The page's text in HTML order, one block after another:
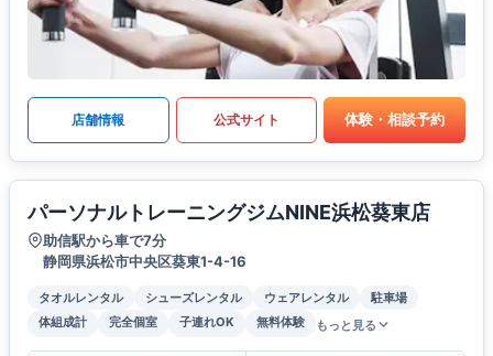
店舗情報 公式サイト 体験・相談予約
パーソナルトレーニングジムNINE浜松葵東店
助信駅から車で7分
静岡県浜松市中央区葵東1-4-16
タオルレンタル シューズレンタル ウェアレンタル
駐車場
体組成計
完全個室 子連れOK 無料体験 もっと見る